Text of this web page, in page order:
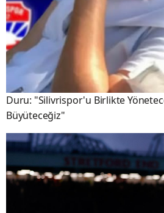
Duru: "Silivrispor'u Birlikte
Büyüteceğiz"